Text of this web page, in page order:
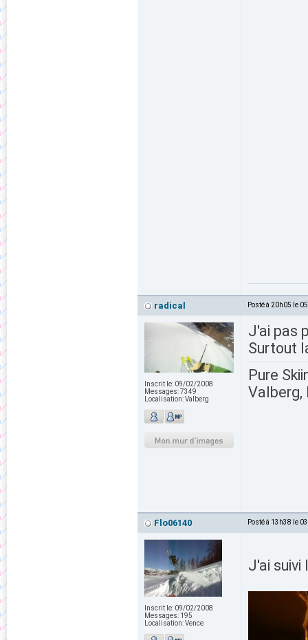
radical Posté à 20h05 le
Inscrit le: 09/02/2008
Messages:7349
Localisation:Valberg
J'ai pas
Surtout
Pure
Valberg,
Flo06140 Posté à 13h38 le
Inscrit le: 09/02/2008
Messages: 195
Localisation:Vence
J'ai